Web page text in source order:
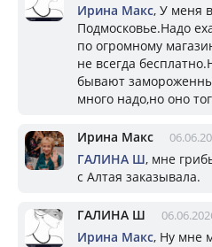
Ирина Макс, У меня
Подмосковье.Надо
по огромному
не всегда
бывают
много надо,но оно
Ирина Макс
ГАЛИНА Ш, мне
с Алтая заказывала.
ГАЛИНА Ш
Ирина Макс, Ну мне